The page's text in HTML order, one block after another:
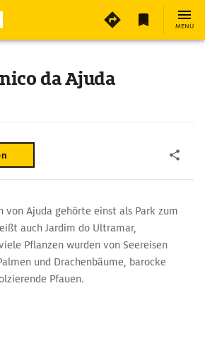
MENÜ
da Ajuda
von Ajuda gehörte einst als Park zum
auch Jardim do Ultramar,
Pflanzen wurden von Seereisen
und Drachenbäume, barocke
Pfauen.